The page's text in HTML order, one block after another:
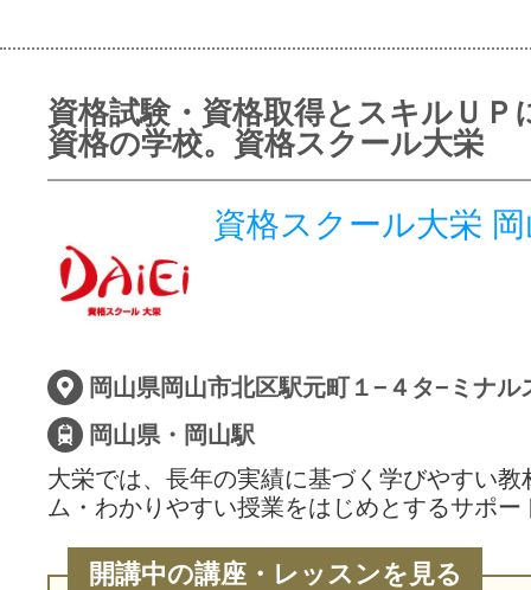
資格試験・資格取得とスキルＵＰ
資格の学校。資格スクール大栄
資格スクール大栄
岡山県岡山市北区駅元町１−４タ−ミナル
岡山県・岡山駅
大栄では、長年の実績に基づく学びやすい教
ム・わかりやすい授業をはじめとするサポ
開講中の講座・レッスンを見る